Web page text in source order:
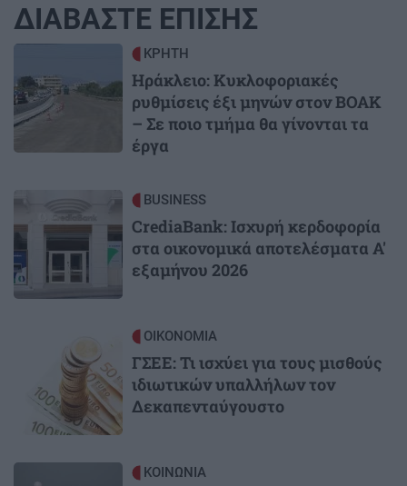
ΔΙΑΒΑΣΤΕ ΕΠΙΣΗΣ
ΚΡΗΤΗ
Ηράκλειο: Κυκλοφοριακές
ρυθμίσεις έξι μηνών στον ΒΟΑΚ
– Σε ποιο τμήμα θα γίνονται τα
έργα
Image BUSINESS
CrediaBank: Ισχυρή κερδοφορία
στα οικονομικά αποτελέσματα Α'
εξαμήνου 2026
ΟΙΚΟΝΟΜΙΑ
ΓΣΕΕ: Τι ισχύει για τους μισθούς
ιδιωτικών υπαλλήλων τον
Δεκαπενταύγουστο
ΚΟΙΝΩΝΙΑ